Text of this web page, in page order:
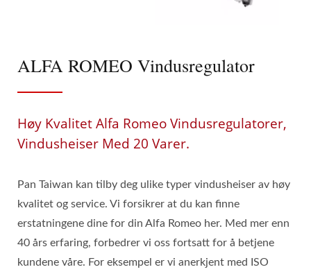
ALFA ROMEO Vindusregulator
Høy Kvalitet Alfa Romeo Vindusregulatorer,
Vindusheiser Med 20 Varer.
Pan Taiwan kan tilby deg ulike typer vindusheiser av høy
kvalitet og service. Vi forsikrer at du kan finne
erstatningene dine for din Alfa Romeo her. Med mer enn
40 års erfaring, forbedrer vi oss fortsatt for å betjene
kundene våre. For eksempel er vi anerkjent med ISO